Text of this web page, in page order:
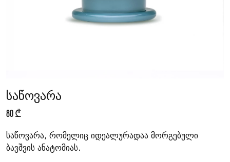
საწოვარა
80 ₾
საწოვარა, რომელიც იდეალურადაა მორგებული
ბავშვის ანატომიას.